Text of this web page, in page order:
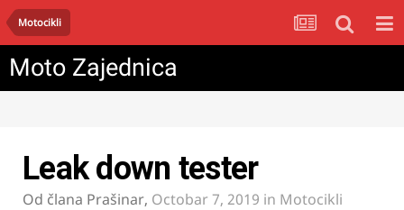
Motocikli
Moto Zajednica
Leak down tester
Od člana Prašinar, Octobar 7, 2019 in Motocikli